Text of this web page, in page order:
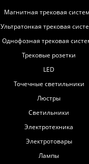
Магнитная трековая
Ультратонкая трековая
Однофозная трековая
Трековые розетки
LED
Точечные светильники
Люстры
Светильники
Электротехника
Электротовары
Лампы